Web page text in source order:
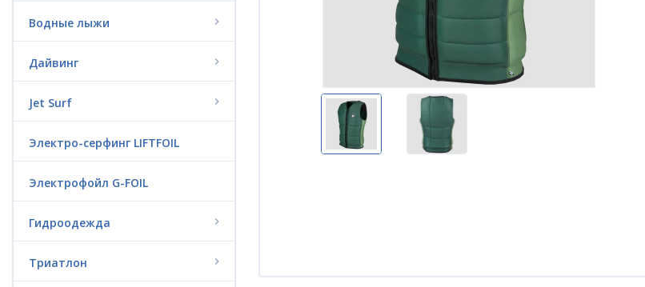
Водные лыжи
Дайвинг
Jet Surf
Электро-серфинг LIFTFOIL
Электрофойл G-FOIL
Гидроодежда
Триатлон